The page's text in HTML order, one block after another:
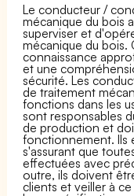
Le conducteur /
mécanique du bois
superviser et
mécanique du bois.
connaissance
et une
sécurité. Les
de traitement
fonctions dans les
sont responsables
de production et
fonctionnement. Ils
s'assurant que
effectuées avec
outre, ils doivent
clients et veiller à